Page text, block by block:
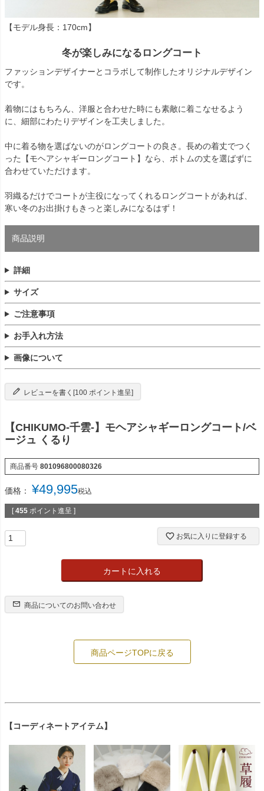
【モデル身長：170cm】
冬が楽しみになるロングコート
ファッションデザイナーとコラボして制作したオリジナルデザイン
です。
着物にはもちろん、洋服と合わせた時にも素敵に着こなせるよう
に、細部にわたりデザインを工夫しました。
中に着る物を選ばないのがロングコートの良さ。長めの着丈でつく
った【モヘアシャギーロングコート】なら、ボトムの丈を選ばずに
合わせていただけます。
羽織るだけでコートが主役になってくれるロングコートがあれば、
寒い冬のお出掛けもきっと楽しみになるはず！
商品説明
詳細
サイズ
ご注意事項
お手入れ方法
画像について
レビューを書く[100 ポイント進呈]
【CHIKUMO-千雲-】モヘアシャギーロングコート/ベ
ージュ くるり
商品番号 801096800080326
価格： ¥49,995税込
[ 455 ポイント進呈 ]
お気に入りに登録する
カートに入れる
商品についてのお問い合わせ
商品ページTOPに戻る
【コーディネートアイテム】